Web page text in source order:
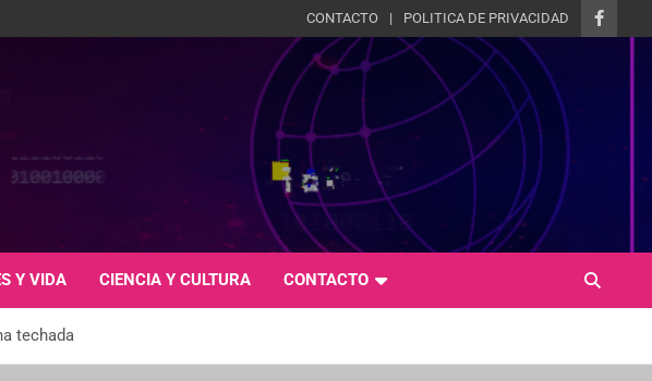
CONTACTO POLITICA DE PRIVACIDAD
Y VIDA CIENCIA Y CULTURA CONTACTO
techada